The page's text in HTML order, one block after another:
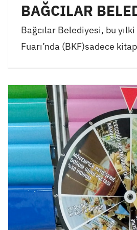
BAĞCILAR
Bağcılar Belediyesi, bu
Fuarı’nda (BKF)sadece